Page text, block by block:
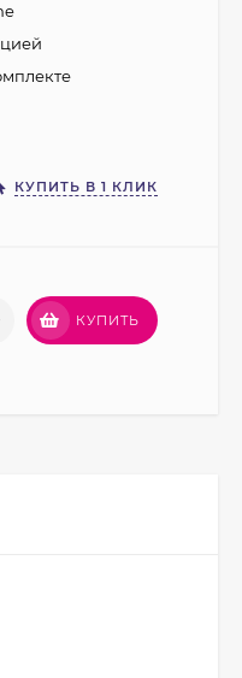
КУПИТЬ В 1 КЛИК
КУПИТЬ